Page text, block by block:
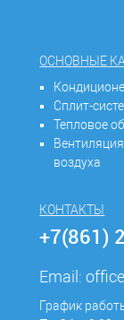
ОСНОВНЫЕ
Сплит-
Тепловое
воздуха
КОНТАКТЫ
+7(861)
Email:
График